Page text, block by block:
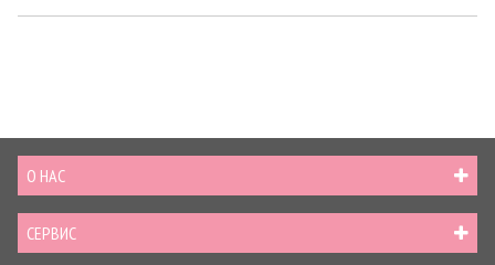
О НАС
СЕРВИС